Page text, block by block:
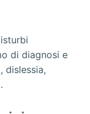
di diagnosi e
dislessia,